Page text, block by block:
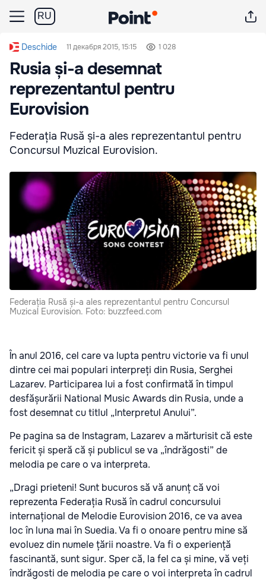
RU
Deschide 11 декабря 2015, 15:15 1 028
Rusia și-a desemnat
reprezentantul pentru
Eurovision
Federația Rusă și-a ales reprezentantul pentru
Concursul Muzical Eurovision.
Federația Rusă și-a ales reprezentantul pentru Concursul
Muzical Eurovision. Foto: buzzfeed.com
În anul 2016, cel care va lupta pentru victorie va fi unul
dintre cei mai populari interpreți din Rusia, Serghei
Lazarev. Participarea lui a fost confirmată în timpul
desfășurării National Music Awards din Rusia, unde a
fost desemnat cu titlul „Interpretul Anului”.
Pe pagina sa de Instagram, Lazarev a mărturisit că este
fericit și speră că și publicul se va „îndrăgosti” de
melodia pe care o va interpreta.
„Dragi prieteni! Sunt bucuros să vă anunț că voi
reprezenta Federația Rusă în cadrul concursului
internațional de Melodie Eurovision 2016, ce va avea
loc în luna mai în Suedia. Va fi o onoare pentru mine să
evoluez din numele țării noastre. Va fi o experiență
fascinantă, sunt sigur. Sper că, la fel ca și mine, vă veți
îndrăgosti de melodia pe care o voi interpreta în cadrul